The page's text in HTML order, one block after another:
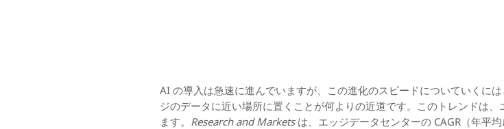
AI の導入は急速に進んでいますが、この進化のスピードについていくに
ジのデータに近い場所に置くことが何よりの近道です。このトレンドは
ます。 Research and Marketsは、エッジデータセンターの CAGR（年平